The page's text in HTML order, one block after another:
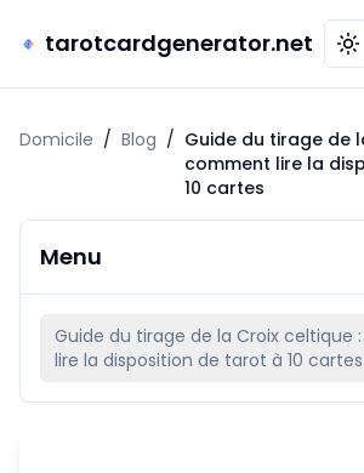
tarotcardgenerator.net
Domicile / Blog / Guide du tirage de
comment lire la
10 cartes
Menu
Guide du tirage de la Croix celtique
lire la disposition de tarot à 10 cartes